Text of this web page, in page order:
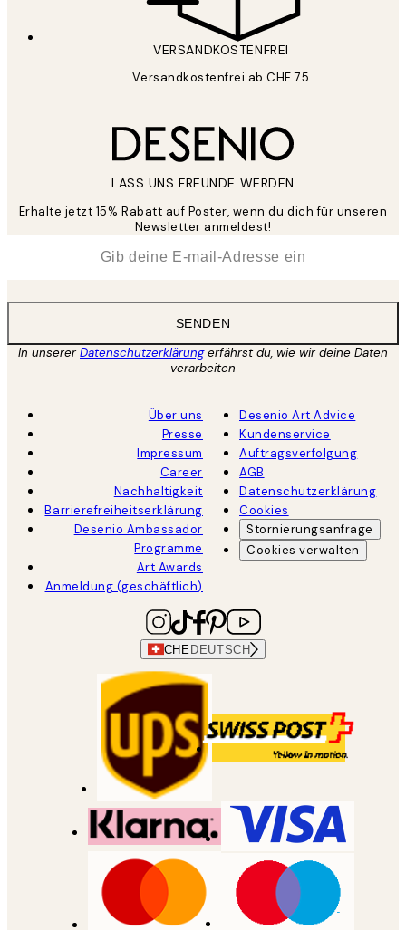
VERSANDKOSTENFREI
Versandkostenfrei ab CHF 75
LASS UNS FREUNDE WERDEN
Erhalte jetzt 15% Rabatt auf Poster, wenn du dich für unseren
Newsletter anmeldest!
SENDEN
In unsererDatenschutzerklärungerfährst du, wie wir deine Daten
verarbeiten
Über uns
Presse
Impressum
Career
Nachhaltigkeit
Barrierefreiheitserklärung
Desenio Ambassador
Programme
Art Awards
Anmeldung (geschäftlich)
Desenio Art Advice
Kundenservice
Auftragsverfolgung
AGB
Datenschutzerklärung
Cookies
Stornierungsanfrage
Cookies verwalten
CHE DEUTSCH